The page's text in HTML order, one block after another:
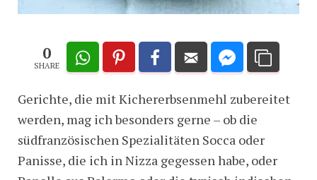
0
SHARE
Gerichte, die mit Kichererbsenmehl zubereitet
werden, mag ich besonders gerne – ob die
südfranzösischen Spezialitäten Socca oder
Panisse, die ich in Nizza gegessen habe, oder